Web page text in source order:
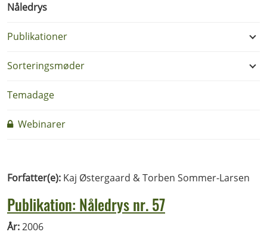
Nåledrys
Publikationer
Sorteringsmøder
Temadage
Webinarer
Forfatter(e): Kaj Østergaard & Torben Sommer-Larsen
Publikation: Nåledrys nr. 57
År:2006